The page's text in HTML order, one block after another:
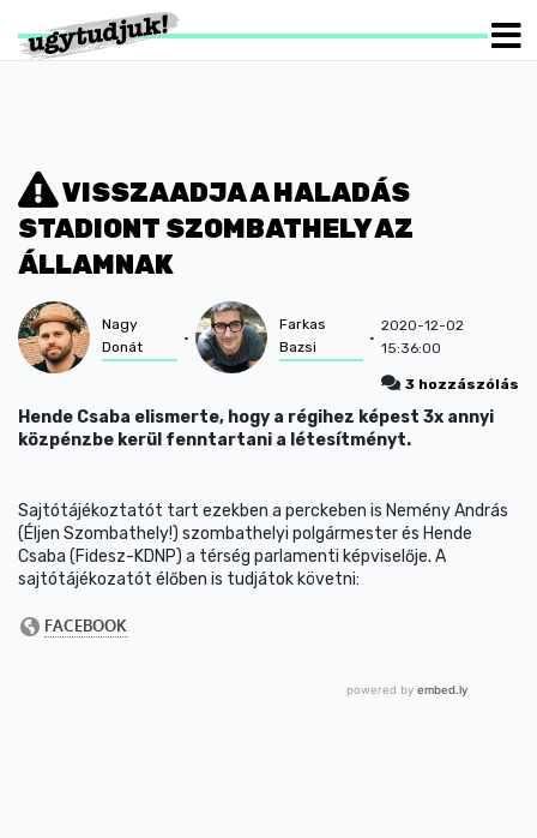
VISSZAADJA A HALADÁS
STADIONT SZOMBATHELY AZ
ÁLLAMNAK
Nagy
Donát
Farkas
Bazsi
2020-12-02
15:36:00
3 hozzászólás
Hende Csaba elismerte, hogy a régihez képest 3x annyi
közpénzbe kerül fenntartani a létesítményt.
Sajtótájékoztatót tart ezekben a perckeben is Nemény András
(Éljen Szombathely!) szombathelyi polgármester és Hende
Csaba (Fidesz-KDNP) a térség parlamenti képviselője. A
sajtótájékozatót élőben is tudjátok követni: